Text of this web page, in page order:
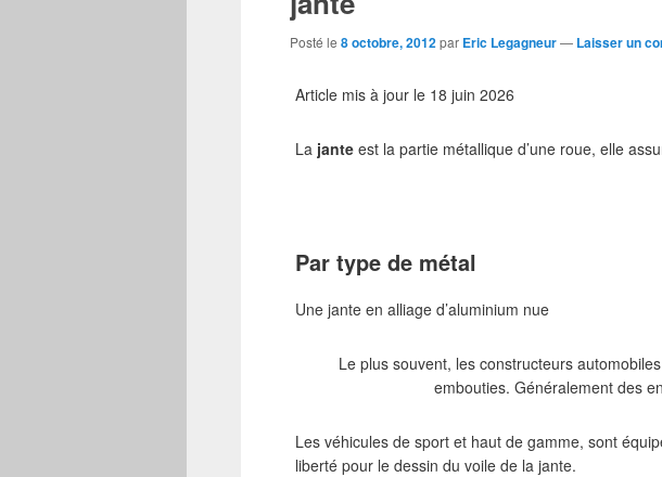
Posté le 8 octobre, 2012par Eric Legagneur— Laisser un
Article mis à jour le 18 juin 2026
La jante est la partie métallique d’une roue, elle
Par type de métal
Une jante en alliage d’aluminium nue
Le plus souvent, les constructeurs
embouties. Généralement des
Les véhicules de sport et haut de gamme, sont
liberté pour le dessin du voile de la jante.